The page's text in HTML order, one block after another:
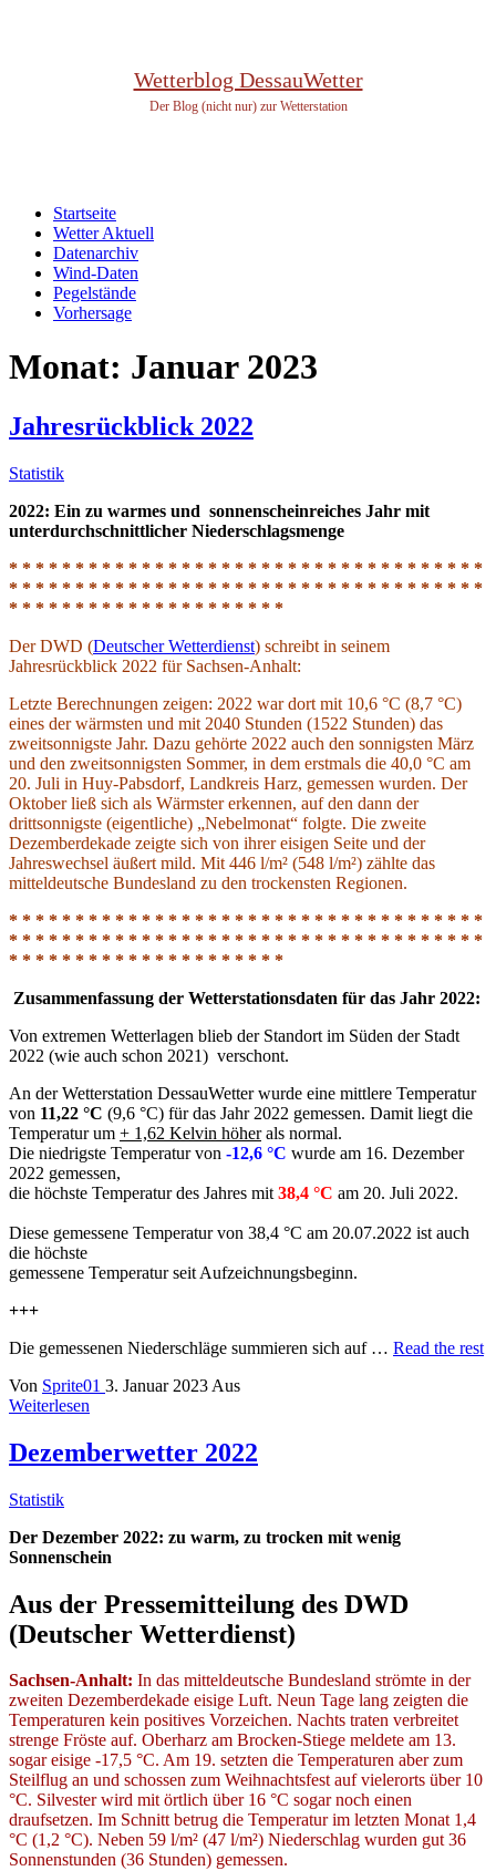
Wetterblog DessauWetter
Der Blog (nicht nur) zur Wetterstation
Startseite
Wetter Aktuell
Datenarchiv
Wind-Daten
Pegelstände
Vorhersage
Monat: Januar 2023
Jahresrückblick 2022
Statistik
2022: Ein zu warmes und sonnenscheinreiches Jahr mit
unterdurchschnittlicher Niederschlagsmenge
* * * * * * * * * * * * * * * * * * * * * * * * * * * * * * * * * * * *
* * * * * * * * * * * * * * * * * * * * * * * * * * * * * * * * * * * *
* * * * * * * * * * * * * * * * * * * * *
Der DWD (Deutscher Wetterdienst) schreibt in seinem
Jahresrückblick 2022 für Sachsen-Anhalt:
Letzte Berechnungen zeigen: 2022 war dort mit 10,6 °C (8,7 °C)
eines der wärmsten und mit 2040 Stunden (1522 Stunden) das
zweitsonnigste Jahr. Dazu gehörte 2022 auch den sonnigsten März
und den zweitsonnigsten Sommer, in dem erstmals die 40,0 °C am
20. Juli in Huy-Pabsdorf, Landkreis Harz, gemessen wurden. Der
Oktober ließ sich als Wärmster erkennen, auf den dann der
drittsonnigste (eigentliche) „Nebelmonat“ folgte. Die zweite
Dezemberdekade zeigte sich von ihrer eisigen Seite und der
Jahreswechsel äußert mild. Mit 446 l/m² (548 l/m²) zählte das
mitteldeutsche Bundesland zu den trockensten Regionen.
* * * * * * * * * * * * * * * * * * * * * * * * * * * * * * * * * * * *
* * * * * * * * * * * * * * * * * * * * * * * * * * * * * * * * * * * *
* * * * * * * * * * * * * * * * * * * * *
Zusammenfassung der Wetterstationsdaten für das Jahr 2022:
Von extremen Wetterlagen blieb der Standort im Süden der Stadt
2022 (wie auch schon 2021) verschont.
An der Wetterstation DessauWetter wurde eine mittlere Temperatur
von 11,22 °C (9,6 °C) für das Jahr 2022 gemessen. Damit liegt die
Temperatur um + 1,62 Kelvin höherals normal.
Die niedrigste Temperatur von -12,6 °C wurde am 16. Dezember
2022 gemessen,
die höchste Temperatur des Jahres mit 38,4 °C am 20. Juli 2022.
Diese gemessene Temperatur von 38,4 °C am 20.07.2022 ist auch
die höchste
gemessene Temperatur seit Aufzeichnungsbeginn.
+++
Die gemessenen Niederschläge summieren sich auf … Read the rest
Von Sprite01 3. Januar 2023 Aus
Weiterlesen
Dezemberwetter 2022
Statistik
Der Dezember 2022: zu warm, zu trocken mit wenig
Sonnenschein
Aus der Pressemitteilung des DWD
(Deutscher Wetterdienst)
Sachsen-Anhalt: In das mitteldeutsche Bundesland strömte in der
zweiten Dezemberdekade eisige Luft. Neun Tage lang zeigten die
Temperaturen kein positives Vorzeichen. Nachts traten verbreitet
strenge Fröste auf. Oberharz am Brocken-Stiege meldete am 13.
sogar eisige -17,5 °C. Am 19. setzten die Temperaturen aber zum
Steilflug an und schossen zum Weihnachtsfest auf vielerorts über 10
°C. Silvester wird mit örtlich über 16 °C sogar noch einen
draufsetzen. Im Schnitt betrug die Temperatur im letzten Monat 1,4
°C (1,2 °C). Neben 59 l/m² (47 l/m²) Niederschlag wurden gut 36
Sonnenstunden (36 Stunden) gemessen.